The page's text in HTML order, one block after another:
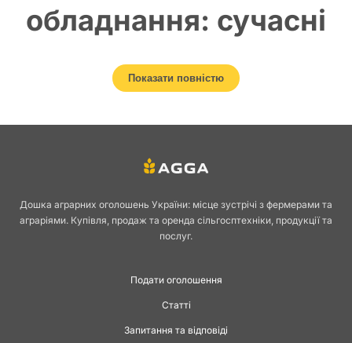
обладнання: сучасні
рішення для фермерів
та виробників
Переробка молока — ключовий напрям аграрного бізнесу, від якого
дозволяє не лише оптимізувати процеси на фермах і підприємствах, а
й розширити асортимент продукції: від питного молока до сиру, масла
та кисломолочних виробів.
Роль
молокопереробного
Показати повністю
Дошка аграрних оголошень України: місце зустрічі з фермерами та
аграріями. Купівля, продаж та оренда сільгосптехніки, продукції та
послуг.
Подати оголошення
Статті
Запитання та відповіді